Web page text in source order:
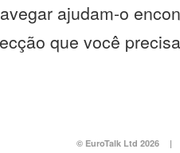
ajudam-o
que você
© EuroTalk Ltd 2026 |